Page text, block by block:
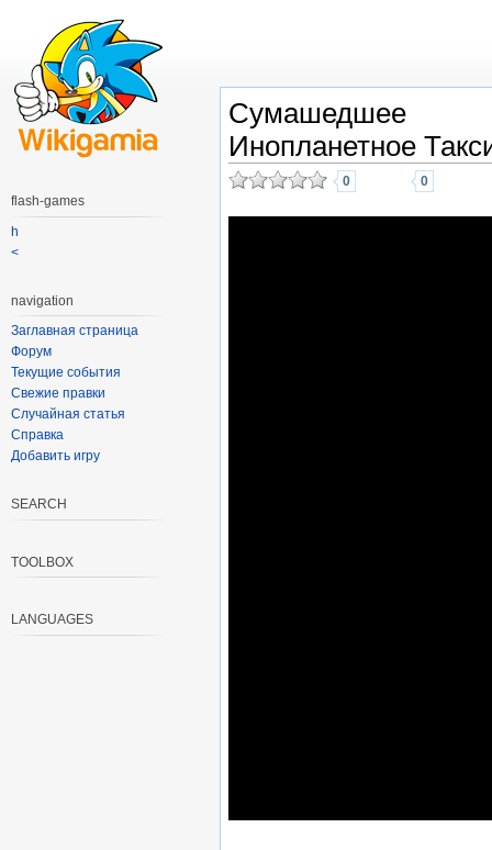
Сумашедшее
Инопланетное
0 0
flash-games
h
<
navigation
Заглавная страница
Форум
Текущие события
Свежие правки
Случайная статья
Справка
Добавить игру
SEARCH
TOOLBOX
LANGUAGES